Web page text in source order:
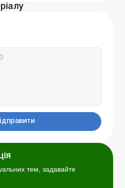
тем, задавайте